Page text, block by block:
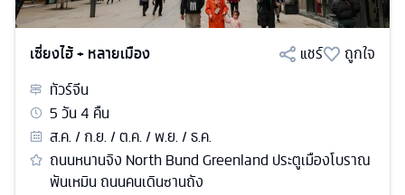
เซี่ยงไฮ้ + หลายเมือง แชร์
ถูกใจ
ทัวร์จีน
5วัน4 คืน
ส.ค. / ก.ย. / ต.ค. / พ.ย. / ธ.ค.
ถนนหนานจิง North Bund Greenland ประตูเมืองโบราณ
พันเหมิน ถนนคนเดินซานถัง